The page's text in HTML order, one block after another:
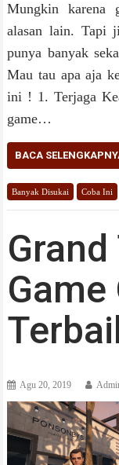
Mungkin karena
alasan lain. Tapi
punya banyak
Mau tau apa aja
ini ! 1. Terjaga
game…
BACA
Banyak Disukai Coba Ini
Game
Agu 20, 2019